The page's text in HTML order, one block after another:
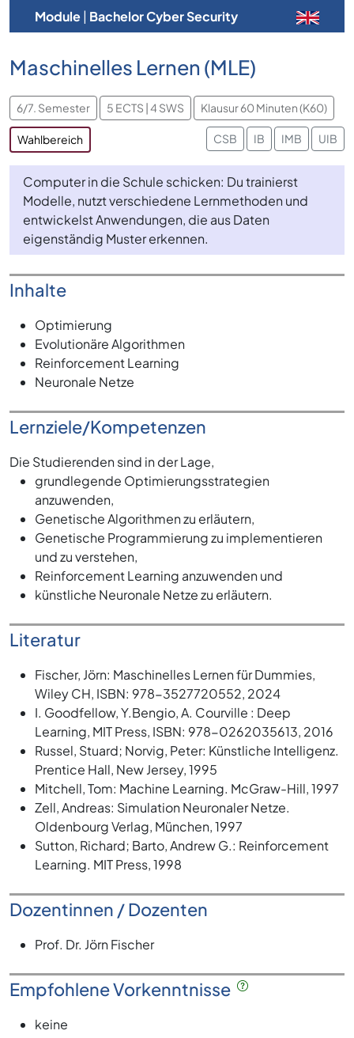
Module| Bachelor Cyber Security
Maschinelles Lernen (MLE)
6/7. Semester 5 ECTS | 4 SWS Klausur 60 Minuten (K60)
Wahlbereich CSB IB IMB UIB
Computer in die Schule schicken: Du trainierst
Modelle, nutzt verschiedene Lernmethoden und
entwickelst Anwendungen, die aus Daten
eigenständig Muster erkennen.
Inhalte
Optimierung
Evolutionäre Algorithmen
Reinforcement Learning
Neuronale Netze
Lernziele/Kompetenzen
Die Studierenden sind in der Lage,
grundlegende Optimierungsstrategien
anzuwenden,
Genetische Algorithmen zu erläutern,
Genetische Programmierung zu implementieren
und zu verstehen,
Reinforcement Learning anzuwenden und
künstliche Neuronale Netze zu erläutern.
Literatur
Fischer, Jörn: Maschinelles Lernen für Dummies,
Wiley CH, ISBN: 978-3527720552, 2024
I. Goodfellow, Y.Bengio, A. Courville : Deep
Learning, MIT Press, ISBN: 978-0262035613, 2016
Russel, Stuard; Norvig, Peter: Künstliche Intelligenz.
Prentice Hall, New Jersey, 1995
Mitchell, Tom: Machine Learning. McGraw-Hill, 1997
Zell, Andreas: Simulation Neuronaler Netze.
Oldenbourg Verlag, München, 1997
Sutton, Richard; Barto, Andrew G.: Reinforcement
Learning. MIT Press, 1998
Dozentinnen / Dozenten
Prof. Dr. Jörn Fischer
Empfohlene Vorkenntnisse
keine